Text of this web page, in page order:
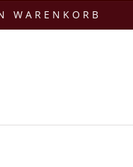
WARENKORB